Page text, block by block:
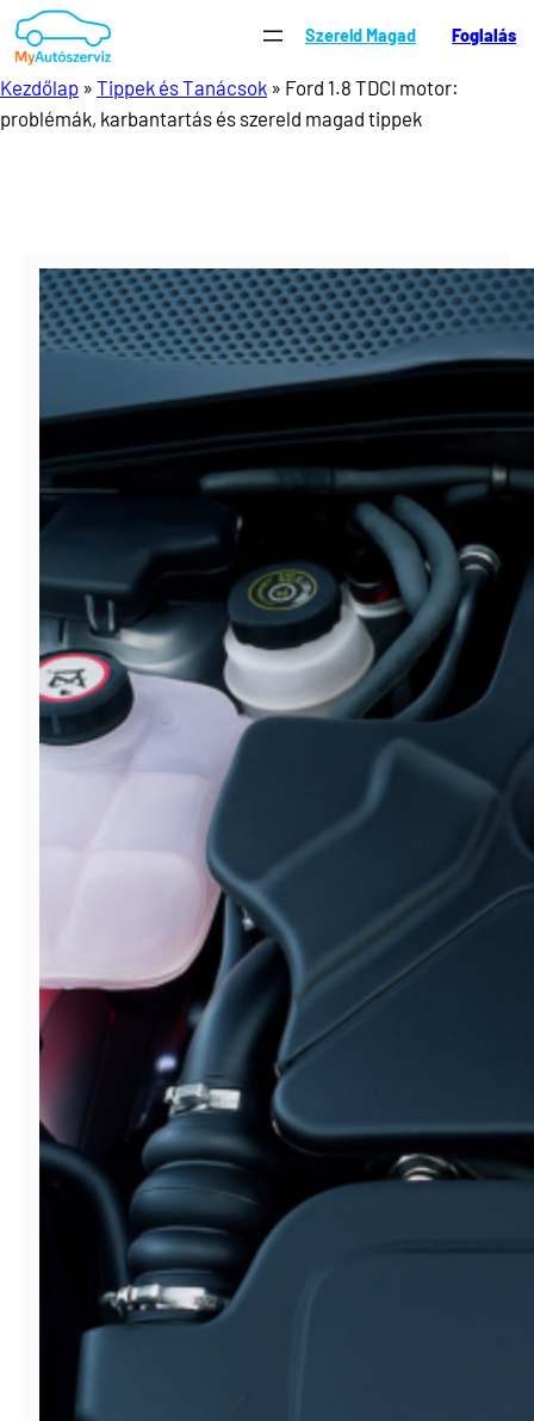
Ugrás
tartalomhoz
Szereld Magad Foglalás
Kezdőlap » Tippek és Tanácsok » Ford 1.8 TDCI motor:
problémák, karbantartás és szereld magad tippek